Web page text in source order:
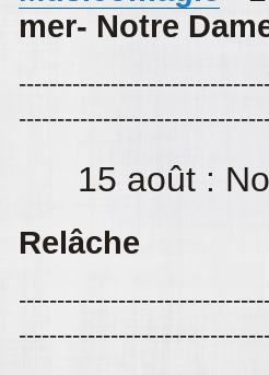
mer- Notre
15 août :
Relâche